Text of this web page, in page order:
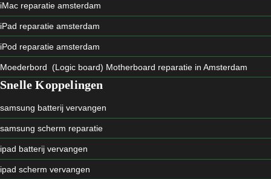
iMac reparatie amsterdam
iPad reparatie amsterdam
iPod reparatie amsterdam
Moederbord (Logic board) Motherboard reparatie in Amsterdam
Snelle Koppelingen
samsung batterij vervangen
samsung scherm reparatie
ipad batterij vervangen
ipad scherm vervangen